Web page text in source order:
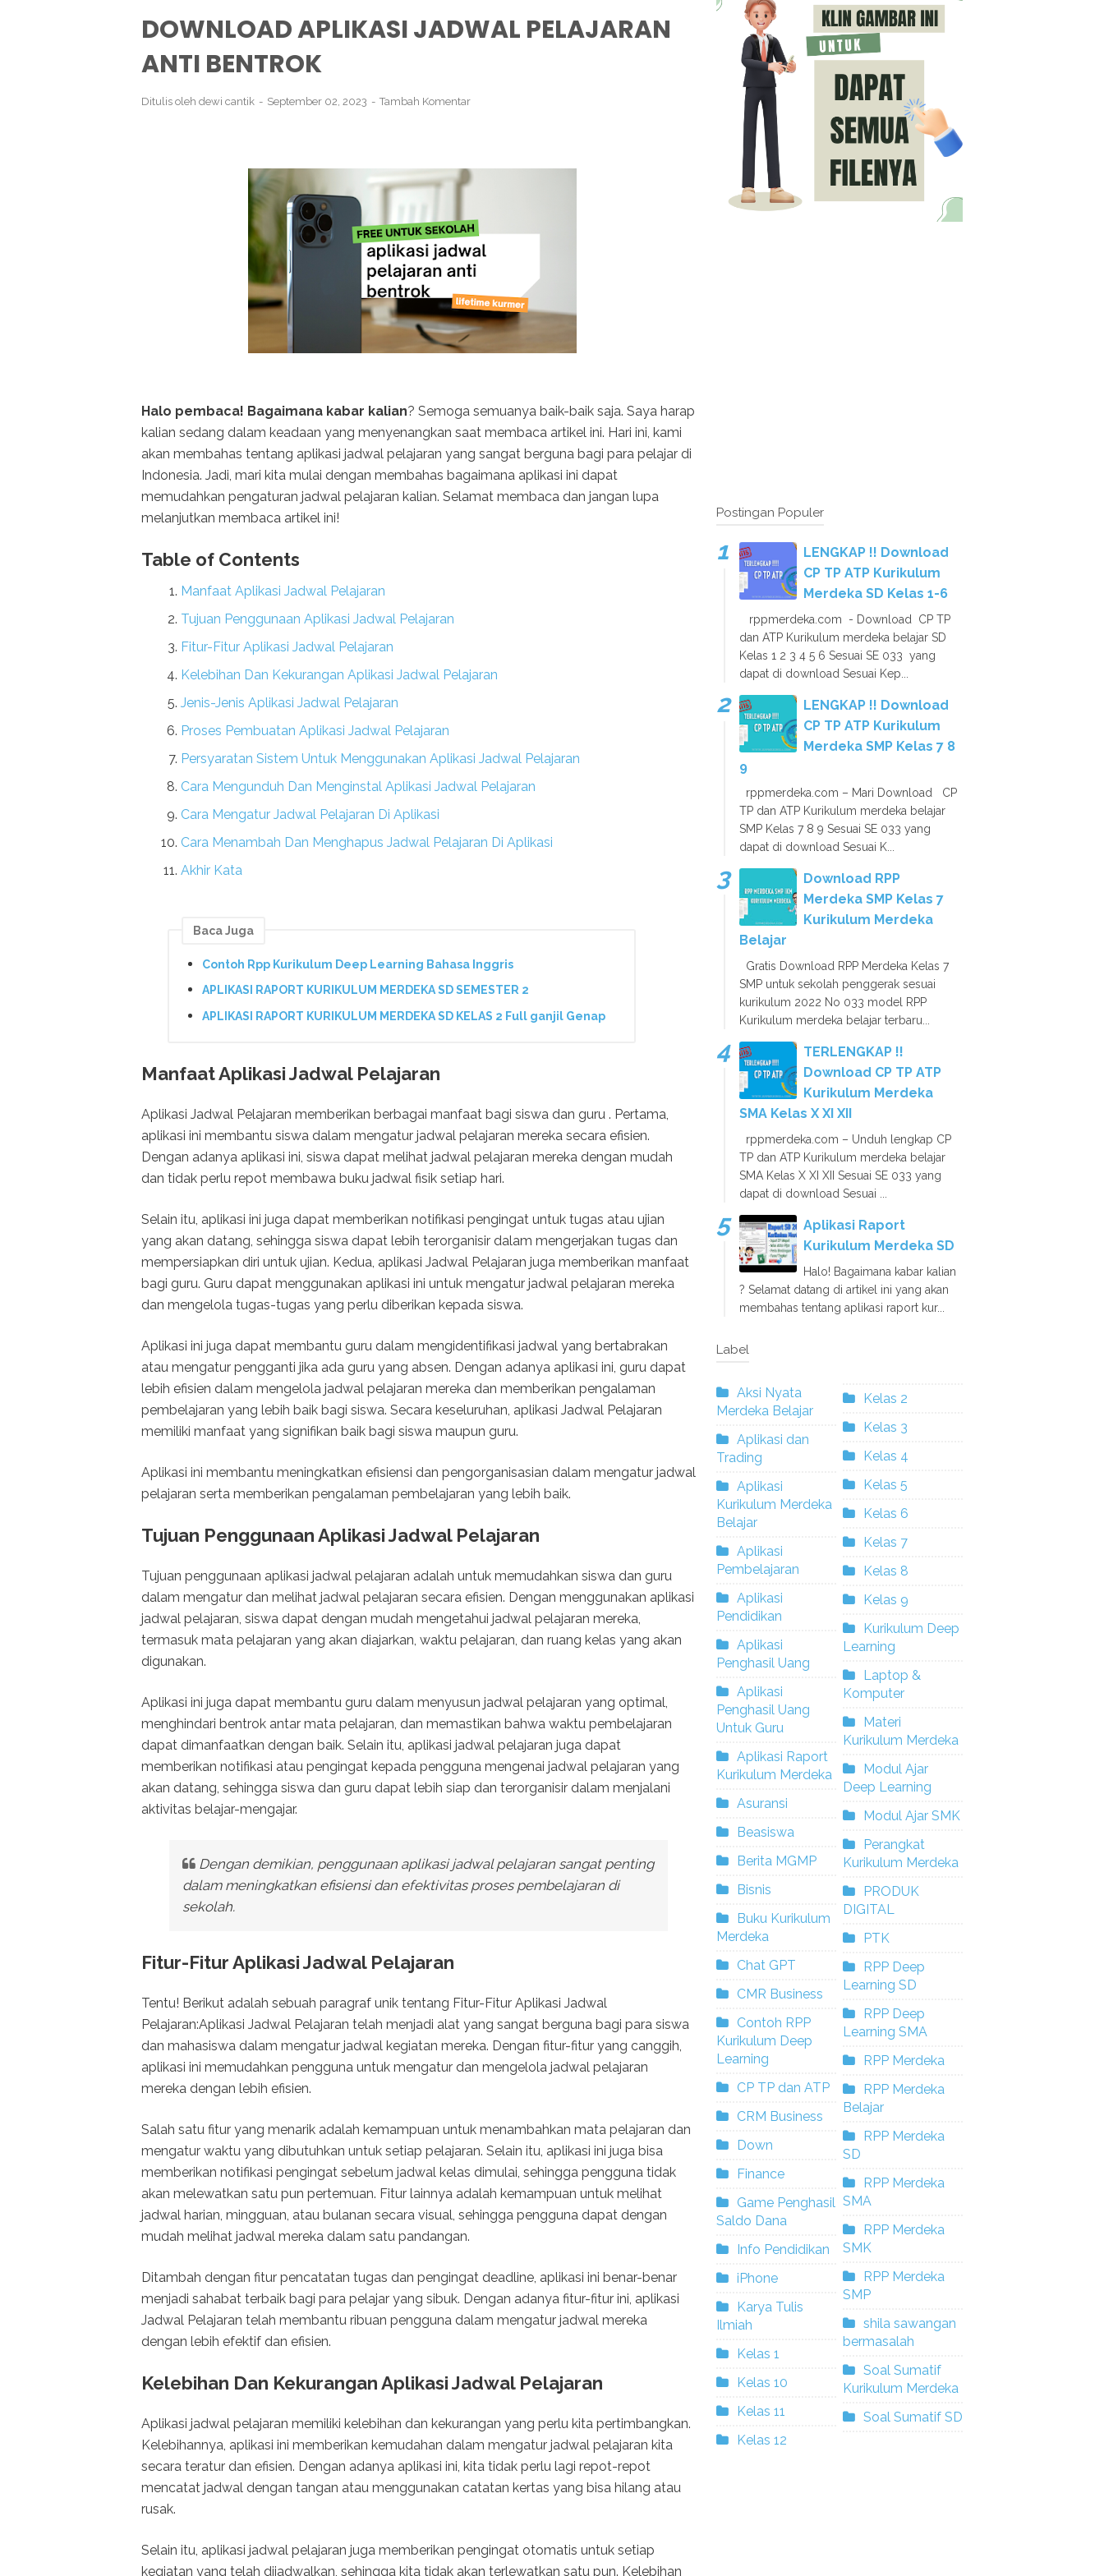
DOWNLOAD APLIKASI JADWAL PELAJARAN
ANTI BENTROK
Ditulis oleh dewi cantik September 02, 2023 Tambah Komentar
Halo pembaca! Bagaimana kabar kalian? Semoga semuanya baik-baik saja. Saya harap
kalian sedang dalam keadaan yang menyenangkan saat membaca artikel ini. Hari ini, kami
akan membahas tentang aplikasi jadwal pelajaran yang sangat berguna bagi para pelajar di
Indonesia. Jadi, mari kita mulai dengan membahas bagaimana aplikasi ini dapat
memudahkan pengaturan jadwal pelajaran kalian. Selamat membaca dan jangan lupa
melanjutkan membaca artikel ini!
Table of Contents
Manfaat Aplikasi Jadwal Pelajaran
Tujuan Penggunaan Aplikasi Jadwal Pelajaran
Fitur-Fitur Aplikasi Jadwal Pelajaran
Kelebihan Dan Kekurangan Aplikasi Jadwal Pelajaran
Jenis-Jenis Aplikasi Jadwal Pelajaran
Proses Pembuatan Aplikasi Jadwal Pelajaran
Persyaratan Sistem Untuk Menggunakan Aplikasi Jadwal Pelajaran
Cara Mengunduh Dan Menginstal Aplikasi Jadwal Pelajaran
Cara Mengatur Jadwal Pelajaran Di Aplikasi
Cara Menambah Dan Menghapus Jadwal Pelajaran Di Aplikasi
Akhir Kata
Baca Juga
Contoh Rpp Kurikulum Deep Learning Bahasa Inggris
APLIKASI RAPORT KURIKULUM MERDEKA SD SEMESTER 2
APLIKASI RAPORT KURIKULUM MERDEKA SD KELAS 2 Full ganjil Genap
Manfaat Aplikasi Jadwal Pelajaran
Aplikasi Jadwal Pelajaran memberikan berbagai manfaat bagi siswa dan guru . Pertama,
aplikasi ini membantu siswa dalam mengatur jadwal pelajaran mereka secara efisien.
Dengan adanya aplikasi ini, siswa dapat melihat jadwal pelajaran mereka dengan mudah
dan tidak perlu repot membawa buku jadwal fisik setiap hari.
Selain itu, aplikasi ini juga dapat memberikan notifikasi pengingat untuk tugas atau ujian
yang akan datang, sehingga siswa dapat lebih terorganisir dalam mengerjakan tugas dan
mempersiapkan diri untuk ujian. Kedua, aplikasi Jadwal Pelajaran juga memberikan manfaat
bagi guru. Guru dapat menggunakan aplikasi ini untuk mengatur jadwal pelajaran mereka
dan mengelola tugas-tugas yang perlu diberikan kepada siswa.
Aplikasi ini juga dapat membantu guru dalam mengidentifikasi jadwal yang bertabrakan
atau mengatur pengganti jika ada guru yang absen. Dengan adanya aplikasi ini, guru dapat
lebih efisien dalam mengelola jadwal pelajaran mereka dan memberikan pengalaman
pembelajaran yang lebih baik bagi siswa. Secara keseluruhan, aplikasi Jadwal Pelajaran
memiliki manfaat yang signifikan baik bagi siswa maupun guru.
Aplikasi ini membantu meningkatkan efisiensi dan pengorganisasian dalam mengatur jadwal
pelajaran serta memberikan pengalaman pembelajaran yang lebih baik.
Tujuan Penggunaan Aplikasi Jadwal Pelajaran
Tujuan penggunaan aplikasi jadwal pelajaran adalah untuk memudahkan siswa dan guru
dalam mengatur dan melihat jadwal pelajaran secara efisien. Dengan menggunakan aplikasi
jadwal pelajaran, siswa dapat dengan mudah mengetahui jadwal pelajaran mereka,
termasuk mata pelajaran yang akan diajarkan, waktu pelajaran, dan ruang kelas yang akan
digunakan.
Aplikasi ini juga dapat membantu guru dalam menyusun jadwal pelajaran yang optimal,
menghindari bentrok antar mata pelajaran, dan memastikan bahwa waktu pembelajaran
dapat dimanfaatkan dengan baik. Selain itu, aplikasi jadwal pelajaran juga dapat
memberikan notifikasi atau pengingat kepada pengguna mengenai jadwal pelajaran yang
akan datang, sehingga siswa dan guru dapat lebih siap dan terorganisir dalam menjalani
aktivitas belajar-mengajar.
Dengan demikian, penggunaan aplikasi jadwal pelajaran sangat penting
dalam meningkatkan efisiensi dan efektivitas proses pembelajaran di
sekolah.
Fitur-Fitur Aplikasi Jadwal Pelajaran
Tentu! Berikut adalah sebuah paragraf unik tentang Fitur-Fitur Aplikasi Jadwal
Pelajaran:Aplikasi Jadwal Pelajaran telah menjadi alat yang sangat berguna bagi para siswa
dan mahasiswa dalam mengatur jadwal kegiatan mereka. Dengan fitur-fitur yang canggih,
aplikasi ini memudahkan pengguna untuk mengatur dan mengelola jadwal pelajaran
mereka dengan lebih efisien.
Salah satu fitur yang menarik adalah kemampuan untuk menambahkan mata pelajaran dan
mengatur waktu yang dibutuhkan untuk setiap pelajaran. Selain itu, aplikasi ini juga bisa
memberikan notifikasi pengingat sebelum jadwal kelas dimulai, sehingga pengguna tidak
akan melewatkan satu pun pertemuan. Fitur lainnya adalah kemampuan untuk melihat
jadwal harian, mingguan, atau bulanan secara visual, sehingga pengguna dapat dengan
mudah melihat jadwal mereka dalam satu pandangan.
Ditambah dengan fitur pencatatan tugas dan pengingat deadline, aplikasi ini benar-benar
menjadi sahabat terbaik bagi para pelajar yang sibuk. Dengan adanya fitur-fitur ini, aplikasi
Jadwal Pelajaran telah membantu ribuan pengguna dalam mengatur jadwal mereka
dengan lebih efektif dan efisien.
Kelebihan Dan Kekurangan Aplikasi Jadwal Pelajaran
Aplikasi jadwal pelajaran memiliki kelebihan dan kekurangan yang perlu kita pertimbangkan.
Kelebihannya, aplikasi ini memberikan kemudahan dalam mengatur jadwal pelajaran kita
secara teratur dan efisien. Dengan adanya aplikasi ini, kita tidak perlu lagi repot-repot
mencatat jadwal dengan tangan atau menggunakan catatan kertas yang bisa hilang atau
rusak.
Selain itu, aplikasi jadwal pelajaran juga memberikan pengingat otomatis untuk setiap
kegiatan yang telah dijadwalkan, sehingga kita tidak akan terlewatkan satu pun. Kelebihan
Postingan Populer
LENGKAP !! Download
CP TP ATP Kurikulum
Merdeka SD Kelas 1-6
rppmerdeka.com - Download CP TP
dan ATP Kurikulum merdeka belajar SD
Kelas 1 2 3 4 5 6 Sesuai SE 033 yang
dapat di download Sesuai Kep...
LENGKAP !! Download
CP TP ATP Kurikulum
Merdeka SMP Kelas 7 8
9
rppmerdeka.com – Mari Download CP
TP dan ATP Kurikulum merdeka belajar
SMP Kelas 7 8 9 Sesuai SE 033 yang
dapat di download Sesuai K...
Download RPP
Merdeka SMP Kelas 7
Kurikulum Merdeka
Belajar
Gratis Download RPP Merdeka Kelas 7
SMP untuk sekolah penggerak sesuai
kurikulum 2022 No 033 model RPP
Kurikulum merdeka belajar terbaru...
TERLENGKAP !!
Download CP TP ATP
Kurikulum Merdeka
SMA Kelas X XI XII
rppmerdeka.com – Unduh lengkap CP
TP dan ATP Kurikulum merdeka belajar
SMA Kelas X XI XII Sesuai SE 033 yang
dapat di download Sesuai ...
Aplikasi Raport
Kurikulum Merdeka SD
Halo! Bagaimana kabar kalian
? Selamat datang di artikel ini yang akan
membahas tentang aplikasi raport kur...
Label
Aksi Nyata
Merdeka Belajar
Aplikasi dan
Trading
Aplikasi
Kurikulum Merdeka
Belajar
Aplikasi
Pembelajaran
Aplikasi
Pendidikan
Aplikasi
Penghasil Uang
Aplikasi
Penghasil Uang
Untuk Guru
Aplikasi Raport
Kurikulum Merdeka
Asuransi
Beasiswa
Berita MGMP
Bisnis
Buku Kurikulum
Merdeka
Chat GPT
CMR Business
Contoh RPP
Kurikulum Deep
Learning
CP TP dan ATP
CRM Business
Down
Finance
Game Penghasil
Saldo Dana
Info Pendidikan
iPhone
Karya Tulis
Ilmiah
Kelas 1
Kelas 10
Kelas 11
Kelas 12
Kelas 2
Kelas 3
Kelas 4
Kelas 5
Kelas 6
Kelas 7
Kelas 8
Kelas 9
Kurikulum Deep
Learning
Laptop &
Komputer
Materi
Kurikulum Merdeka
Modul Ajar
Deep Learning
Modul Ajar SMK
Perangkat
Kurikulum Merdeka
PRODUK
DIGITAL
PTK
RPP Deep
Learning SD
RPP Deep
Learning SMA
RPP Merdeka
RPP Merdeka
Belajar
RPP Merdeka
SD
RPP Merdeka
SMA
RPP Merdeka
SMK
RPP Merdeka
SMP
shila sawangan
bermasalah
Soal Sumatif
Kurikulum Merdeka
Soal Sumatif SD